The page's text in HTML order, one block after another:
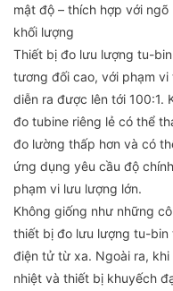
mật độ – thích hợp với
khối lượng
Thiết bị đo lưu lượng tu-
tương đối cao, với phạm
diễn ra được lên tới 100:1.
đo tubine riêng lẻ có thể
đo lường thấp hơn và có
ứng dụng yêu cầu độ
phạm vi lưu lượng lớn.
Không giống như những
thiết bị đo lưu lượng tu-
điện tử từ xa. Ngoài ra,
nhiệt và thiết bị khuyếch